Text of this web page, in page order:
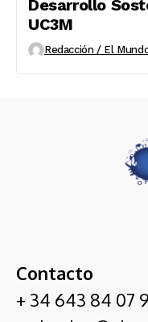
Desarrollo
UC3M
Redacción / El
Contacto
+ 34 643 84 07